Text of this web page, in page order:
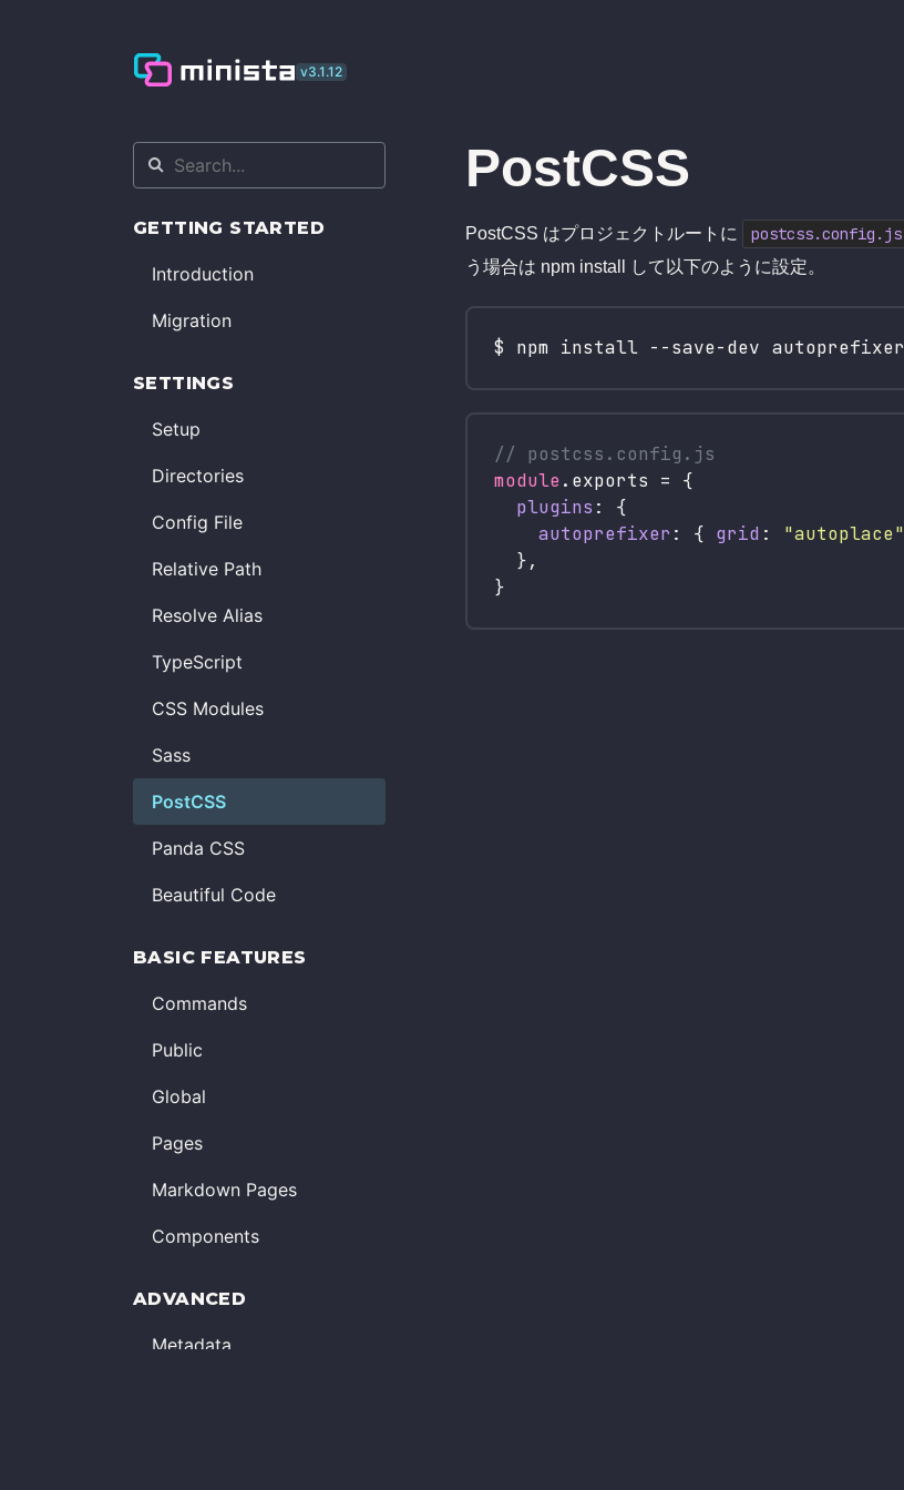
v3.1.12
GETTING STARTED
Introduction
Migration
SETTINGS
Setup
Directories
Config File
Relative Path
Resolve Alias
TypeScript
CSS Modules
Sass
PostCSS
Panda CSS
Beautiful Code
BASIC FEATURES
Commands
Public
Global
Pages
Markdown Pages
Components
ADVANCED
Metadata
PostCSS
PostCSS はプロジェクトルートに postcss.config.js
う場合は npm install して以下のように設定。
// postcss.config.js
module. exports
= {
plugins : {
autoprefixer : { grid : "autoplace"
  },